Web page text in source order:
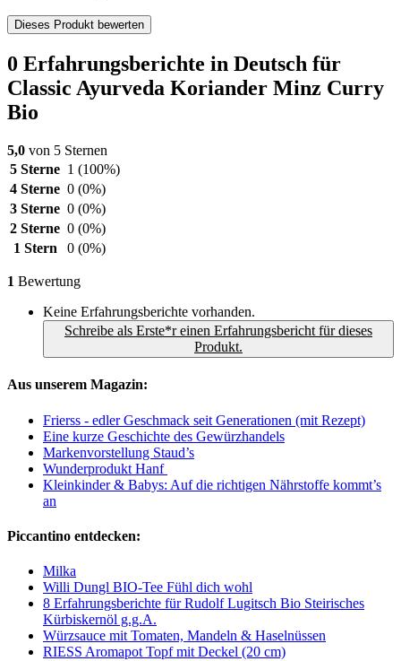
Dieses Produkt bewerten
0 Erfahrungsberichte in Deutsch für
Classic Ayurveda Koriander Minz Curry
Bio
5,0 von 5 Sternen
5 Sterne 1 (100%)
4 Sterne 0 (0%)
3 Sterne 0 (0%)
2 Sterne 0 (0%)
1 Stern
0 (0%)
1 Bewertung
Keine Erfahrungsberichte vorhanden.
Schreibe als Erste*r einen Erfahrungsbericht für dieses
Produkt.
Aus unserem Magazin:
Frierss - edler Geschmack seit Generationen (mit Rezept)
Eine kurze Geschichte des Gewürzhandels
Markenvorstellung Staud’s
Wunderprodukt Hanf
Kleinkinder & Babys: Auf die richtigen Nährstoffe kommt’s
an
Piccantino entdecken:
Milka
Willi Dungl BIO-Tee Fühl dich wohl
8 Erfahrungsberichte für Rudolf Lugitsch Bio Steirisches
Kürbiskernöl g.g.A.
Würzsauce mit Tomaten, Mandeln & Haselnüssen
RIESS Aromapot Topf mit Deckel (20 cm)